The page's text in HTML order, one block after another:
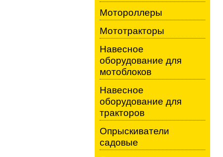
Мотороллеры
Мототракторы
Навесное
оборудование для
мотоблоков
Навесное
оборудование для
тракторов
Опрыскиватели
садовые